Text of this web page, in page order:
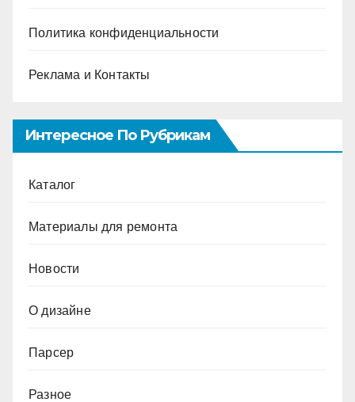
Политика конфиденциальности
Реклама и Контакты
Интересное По Рубрикам
Каталог
Материалы для ремонта
Новости
О дизайне
Парсер
Разное